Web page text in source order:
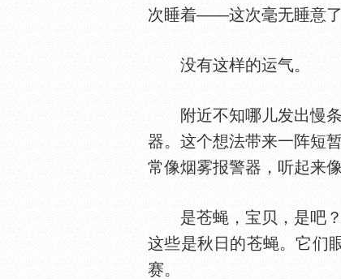
次睡着——这次毫无睡意
没有这样的运气。
附近不知哪儿发出慢条
器。这个想法带来一阵短
常像烟雾报警器，听起来
是苍蝇，宝贝，是吧？
这些是秋日的苍蝇。它们
赛。